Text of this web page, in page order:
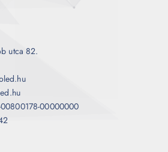
utca 82.
00000000